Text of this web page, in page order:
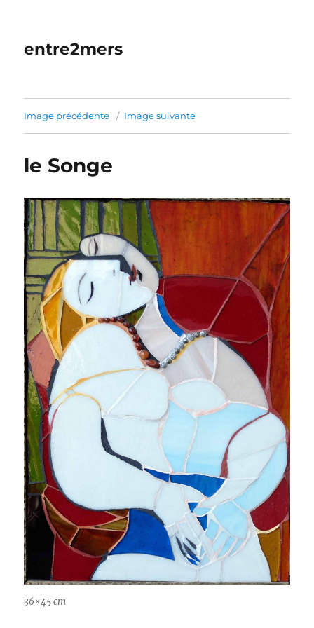
entre2mers
Image précédente Image suivante
le Songe
36×45 cm